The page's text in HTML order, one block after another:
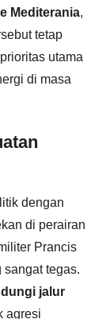
Mediterania,
tetap
utama
di masa
dengan
di perairan
Prancis
tegas.
jalur
agresi